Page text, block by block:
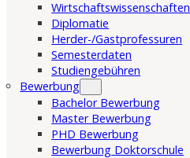
Wirtschaftswissenschaften
Diplomatie
Herder-/Gastprofessuren
Semesterdaten
Studiengebühren
Bewerbung
Bachelor Bewerbung
Master Bewerbung
PHD Bewerbung
Bewerbung Doktorschule